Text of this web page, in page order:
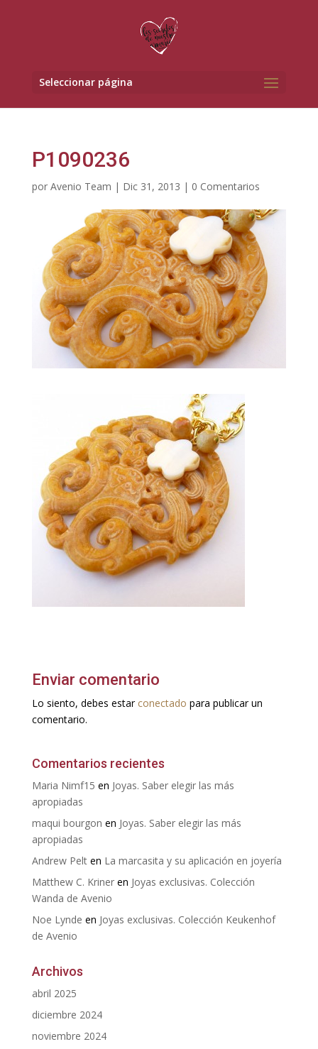
Seleccionar página
P1090236
por Avenio Team | Dic 31, 2013 | 0 Comentarios
Enviar comentario
Lo siento, debes estar conectado para publicar un
comentario.
Comentarios recientes
Maria Nimf15 en Joyas. Saber elegir las más
apropiadas
maqui bourgon en Joyas. Saber elegir las más
apropiadas
Andrew Pelten La marcasita y su aplicación en joyería
Matthew C. Krineren Joyas exclusivas. Colección
Wanda de Avenio
Noe Lynde en Joyas exclusivas. Colección Keukenhof
de Avenio
Archivos
abril 2025
diciembre 2024
noviembre 2024